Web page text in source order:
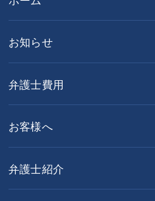
お知らせ
弁護士費用
お客様へ
弁護士紹介